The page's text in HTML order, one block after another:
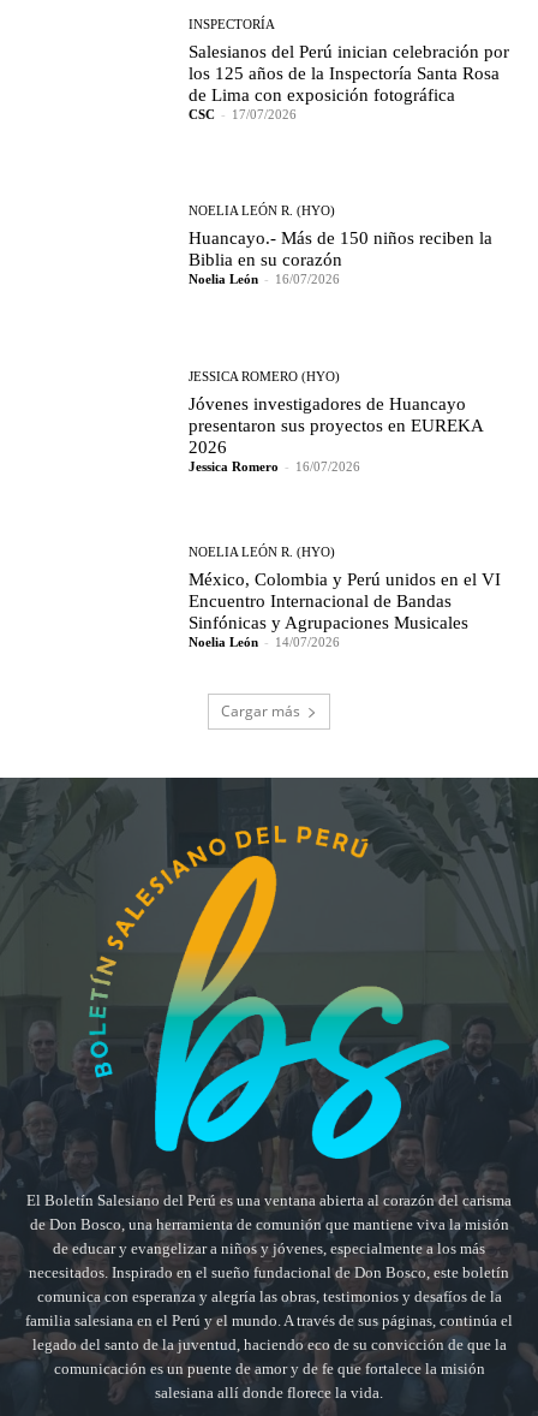
INSPECTORÍA
Salesianos del Perú inician celebración por
los 125 años de la Inspectoría Santa Rosa
de Lima con exposición fotográfica
CSC - 17/07/2026
NOELIA LEÓN R. (HYO)
Huancayo.- Más de 150 niños reciben la
Biblia en su corazón
Noelia León - 16/07/2026
JESSICA ROMERO (HYO)
Jóvenes investigadores de Huancayo
presentaron sus proyectos en EUREKA
2026
Jessica Romero - 16/07/2026
NOELIA LEÓN R. (HYO)
México, Colombia y Perú unidos en el VI
Encuentro Internacional de Bandas
Sinfónicas y Agrupaciones Musicales
Noelia León - 14/07/2026
Cargar más
El Boletín Salesiano del Perú es una ventana abierta al corazón del carisma
de Don Bosco, una herramienta de comunión que mantiene viva la misión
de educar y evangelizar a niños y jóvenes, especialmente a los más
necesitados. Inspirado en el sueño fundacional de Don Bosco, este boletín
comunica con esperanza y alegría las obras, testimonios y desafíos de la
familia salesiana en el Perú y el mundo. A través de sus páginas, continúa el
legado del santo de la juventud, haciendo eco de su convicción de que la
comunicación es un puente de amor y de fe que fortalece la misión
salesiana allí donde florece la vida.